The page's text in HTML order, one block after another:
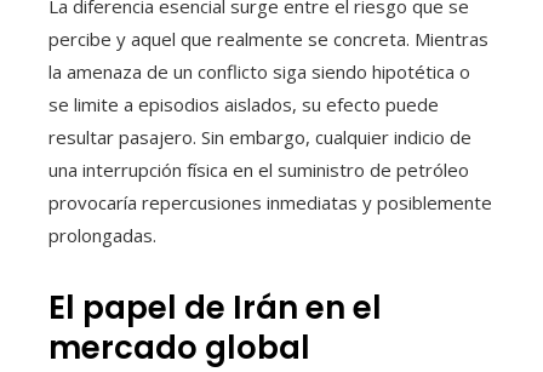
La diferencia esencial surge entre el riesgo que se
percibe y aquel que realmente se concreta. Mientras
la amenaza de un conflicto siga siendo hipotética o
se limite a episodios aislados, su efecto puede
resultar pasajero. Sin embargo, cualquier indicio de
una interrupción física en el suministro de petróleo
provocaría repercusiones inmediatas y posiblemente
prolongadas.
El papel de Irán en el
mercado global